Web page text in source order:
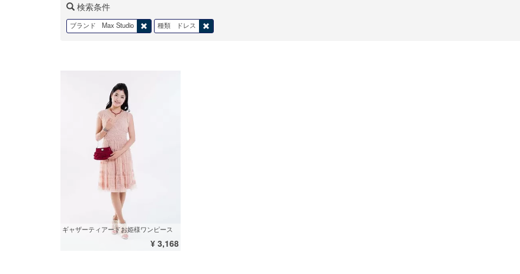
検索条件
ブランド Max Studio 種類 ドレス
ギャザーティアードお姫様ワンピース
¥ 3,168